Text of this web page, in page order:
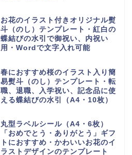
お花のイラスト付きオリジナル熨
斗（のし）テンプレート・紅白の
蝶結びの水引で御祝い、内祝い
用・Wordで文字入れ可能
春におすすめ桜のイラスト入り簡
易熨斗（のし）テンプレート・転
職、退職、入学祝い、記念品に使
える蝶結びの水引（A4・10枚）
丸型ラベルシール（A4・6枚）
「おめでとう・ありがとう」ギフ
トにおすすめ・かわいいお花のイ
ラストデザインのテンプレート